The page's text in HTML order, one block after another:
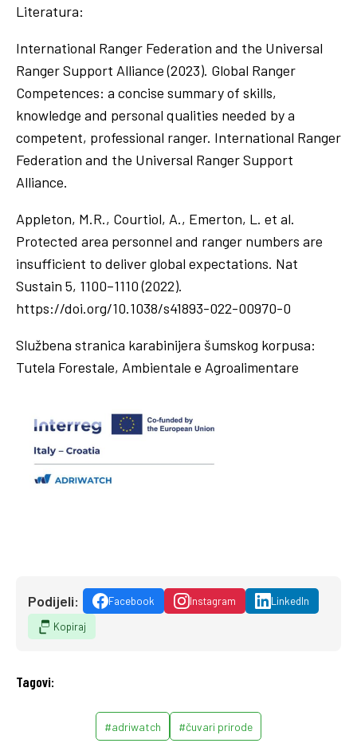
Literatura:
International Ranger Federation and the Universal
Ranger Support Alliance (2023). Global Ranger
Competences: a concise summary of skills,
knowledge and personal qualities needed by a
competent, professional ranger. International Ranger
Federation and the Universal Ranger Support
Alliance.
Appleton, M.R., Courtiol, A., Emerton, L. et al.
Protected area personnel and ranger numbers are
insufficient to deliver global expectations. Nat
Sustain 5, 1100–1110 (2022).
https://doi.org/10.1038/s41893-022-00970-0
Službena stranica karabinijera šumskog korpusa:
Tutela Forestale, Ambientale e Agroalimentare
Podijeli: Facebook Instagram
LinkedIn
Kopiraj
Tagovi:
#adriwatch #čuvari prirode